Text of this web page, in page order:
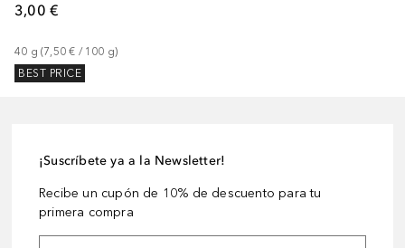
3,00 €
40 g (7,50 € / 100 g)
BEST PRICE
¡Suscríbete ya a la Newsletter!
Recibe un cupón de 10% de descuento para tu
primera compra